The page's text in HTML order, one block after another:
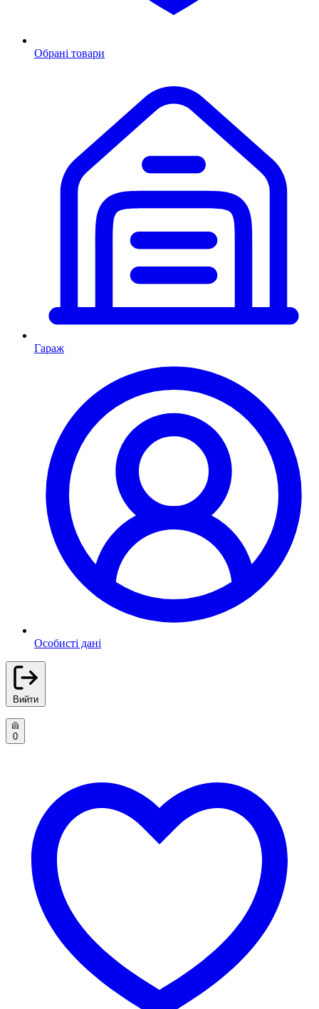
Обрані товари
Гараж
Особисті дані
Вийти
0